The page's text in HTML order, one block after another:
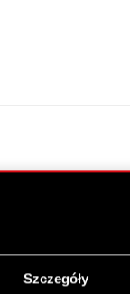
Szczegóły
którego